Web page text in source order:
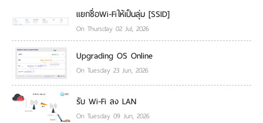
แยกชื่อWi-Fiให้เป็นลุ่ม [SSID]
On Thursday 02 Jul, 2026
Upgrading OS Online
On Tuesday 23 Jun, 2026
รับ Wi-Fi ลง LAN
On Tuesday 09 Jun, 2026